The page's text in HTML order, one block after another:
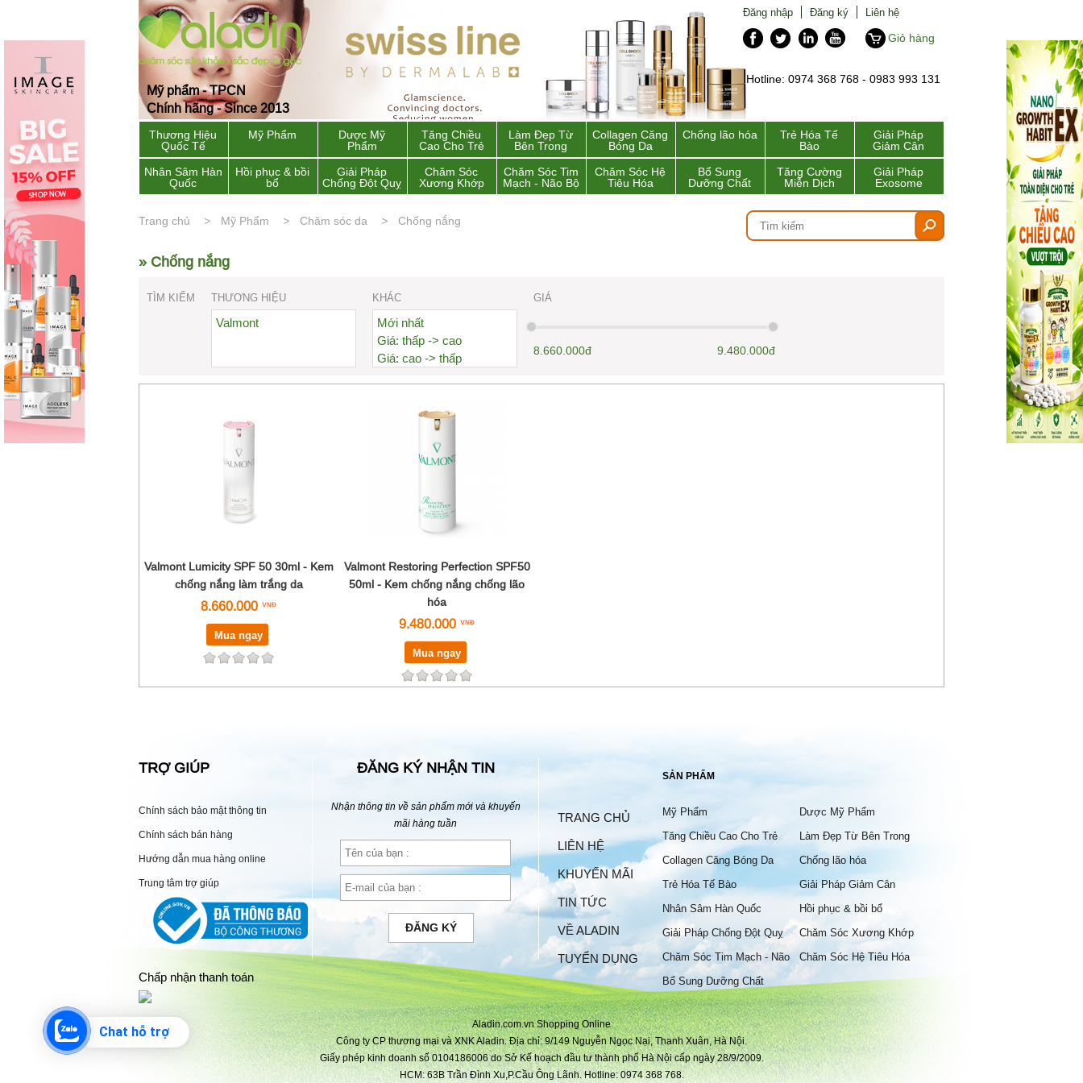
Mỹ phẩm - TPCN
Chính hãng - Since 2013
Đăng nhập Đăng ký
Liên hệ
Giỏ hàng
Hotline: 0974 368 768 - 0983 993 131
Thương Hiệu
Quốc Tế
Mỹ Phẩm
Dược Mỹ
Phẩm
Tăng Chiều
Cao Cho Trẻ
Làm Đẹp Từ
Bên Trong
Collagen Căng
Bóng Da
Chống lão hóa
Trẻ Hóa Tế
Bào
Giải Pháp
Giảm Cân
Nhân Sâm Hàn
Quốc
Hồi phục & bồi
bổ
Giải Pháp
Chống Đột Quỵ
Chăm Sóc
Xương Khớp
Chăm Sóc Tim
Mạch - Não Bộ
Chăm Sóc Hệ
Tiêu Hóa
Bổ Sung
Dưỡng Chất
Tăng Cường
Miễn Dịch
Giải Pháp
Exosome
Trang chủ Mỹ Phẩm Chăm sóc da Chống nắng
» Chống nắng
TÌM KIẾM THƯƠNG HIỆU
Valmont
KHÁC
Mới nhất
Giá: thấp -> cao
Giá: cao -> thấp
Đánh giá cao nhất
GIÁ
8.660.000đ 9.480.000đ
Valmont Lumicity SPF 50 30ml - Kem
chống nắng làm trắng da
8.660.000
Mua ngay
Valmont Restoring Perfection SPF50
50ml - Kem chống nắng chống lão
hóa
9.480.000
Mua ngay
TRỢ GIÚP
Chính sách bảo mật thông tin
Chính sách bán hàng
Hướng dẫn mua hàng online
Trung tâm trợ giúp
ĐĂNG KÝ NHẬN TIN
Nhận thông tin về sản phẩm mới và khuyến
mãi hàng tuần
ĐĂNG KÝ
TRANG CHỦ
LIÊN HỆ
KHUYẾN MÃI
TIN TỨC
VỀ ALADIN
TUYỂN DỤNG
SẢN PHẨM
Mỹ Phẩm
Dược Mỹ Phẩm
Tăng Chiều Cao Cho Trẻ
Làm Đẹp Từ Bên Trong
Collagen Căng Bóng Da
Chống lão hóa
Trẻ Hóa Tế Bào
Giải Pháp Giảm Cân
Nhân Sâm Hàn Quốc
Hồi phục & bồi bổ
Giải Pháp Chống Đột Quỵ
Chăm Sóc Xương Khớp
Chăm Sóc Tim Mạch - Não
Bộ
Chăm Sóc Hệ Tiêu Hóa
Bổ Sung Dưỡng Chất
Chấp nhận thanh toán
Aladin.com.vn Shopping Online
Công ty CP thương mại và XNK Aladin. Địa chỉ: 9/149 Nguyễn Ngọc Nại, Thanh Xuân, Hà Nội.
Giấy phép kinh doanh số 0104186006 do Sở Kế hoạch đầu tư thành phố Hà Nội cấp ngày 28/9/2009.
HCM: 63B Trần Đình Xu,P.Cầu Ông Lãnh. Hotline: 0974 368 768.
Chat hỗ trợ